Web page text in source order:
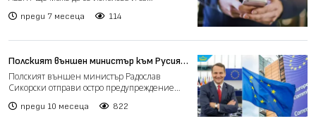
преди 7 месеца 114
Полският външен министър към Русия:
Ерата на империите е приключила, няма
да се оставим да бъдем заплашени
Полският външен министър Радослав
Сикорски отправи остро предупреждение
преди 10 месеца 822